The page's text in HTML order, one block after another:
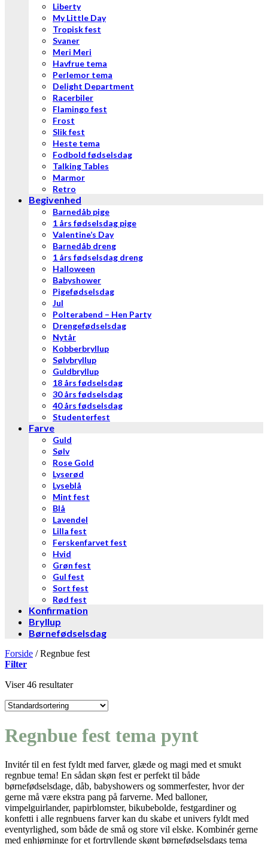
Liberty
My Little Day
Tropisk fest
Svaner
Meri Meri
Havfrue tema
Perlemor tema
Delight Department
Racerbiler
Flamingo fest
Frost
Slik fest
Heste tema
Fodbold fødselsdag
Talking Tables
Marmor
Retro
Begivenhed
Barnedåb pige
1 års fødselsdag pige
Valentine’s Day
Barnedåb dreng
1 års fødselsdag dreng
Halloween
Babyshower
Pigefødselsdag
Jul
Polterabend – Hen Party
Drengefødselsdag
Nytår
Kobberbryllup
Sølvbryllup
Guldbryllup
18 års fødselsdag
30 års fødselsdag
40 års fødselsdag
Studenterfest
Farve
Guld
Sølv
Rose Gold
Lyserød
Lyseblå
Mint fest
Blå
Lavendel
Lilla fest
Ferskenfarvet fest
Hvid
Grøn fest
Gul fest
Sort fest
Rød fest
Konfirmation
Bryllup
Børnefødselsdag
Forside /Regnbue fest
Filter
Viser 46 resultater
Regnbue fest tema pynt
Invitér til en fest fyldt med farver, glæde og magi med et smukt
regnbue tema! En sådan skøn fest er perfekt til både
børnefødselsdage, dåb, babyshowers og sommerfester, hvor der
gerne må være ekstra pang på farverne. Med balloner,
vimpelguirlander, papirblomster, bikubebolde, festgardiner og
konfetti i alle regnbuens farver kan du skabe et univers fyldt med
eventyrlighed, som både de små og store vil elske. Kombinér gerne
med enhjørninge for et fortryllende skønt børnefødselsdags tema